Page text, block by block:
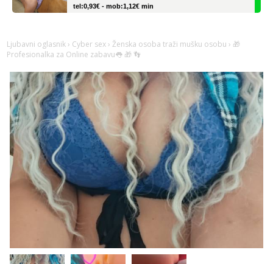
Tel:064/677-677 - Kod: #136
tel:0,93€ - mob:1,12€ min
Monika
Čekam tvoj poziv!
Tel:064/677-677 - Kod: #133
tel:0,93€ - mob:1,12€ min
Ivančica
Čekam tvoj poziv!
Tel:064/677-677
- Kod: #108
tel:0,93€ - mob:1,12€ min
Zara
Čekam tvoj poziv!
Tel:064/677-677- Kod: #123
tel:0,93€ - mob:1,12€ min
Ljubavni oglasnik › Cyber sex › Ženska osoba traži mušku osobu › 🎁
Profesionalka za Online zabavu👅 🎁 👣